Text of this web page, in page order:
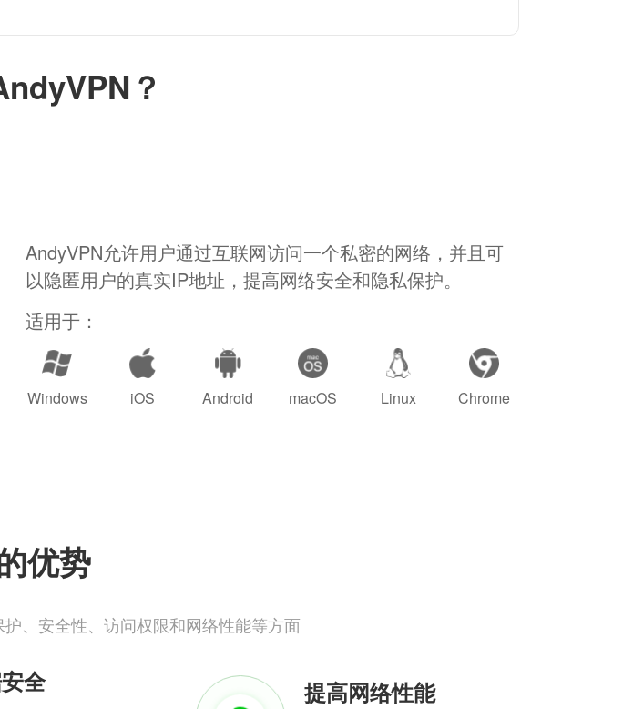
？
AndyVPN允许用户通过互联网访问一个私密的网络，并且可
以隐匿用户的真实IP地址，提高网络安全和隐私保护。
适用于：
Windows iOS Android macOS Linux Chrome
优势
、安全性、访问权限和网络性能等方面
全 提高网络性能